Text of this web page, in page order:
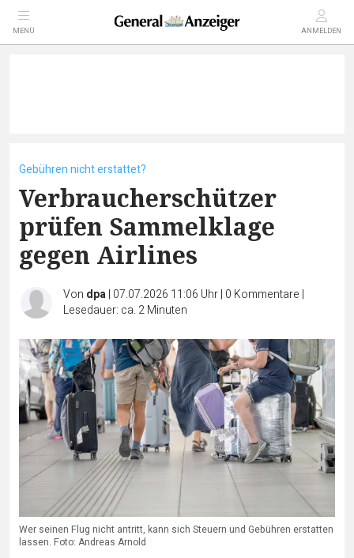
MENÜ ANMELDEN
Gebühren nicht erstattet?
Verbraucherschützer
prüfen Sammelklage
gegen Airlines
Von dpa| 07.07.2026 11:06 Uhr| 0 Kommentare |
Lesedauer: ca. 2 Minuten
Wer seinen Flug nicht antritt, kann sich Steuern und Gebühren erstatten
lassen. Foto: Andreas Arnold